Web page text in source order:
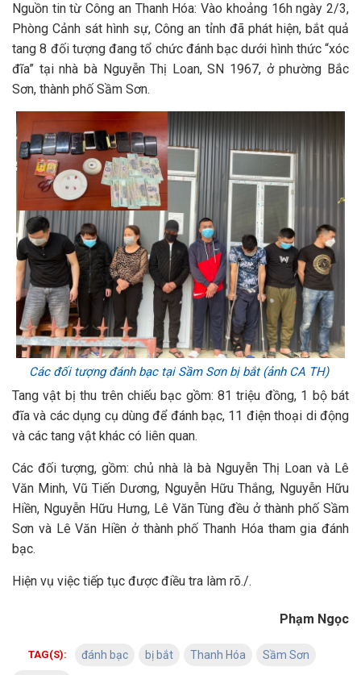
Nguồn tin từ Công an Thanh Hóa: Vào khoảng 16h ngày 2/3,
Phòng Cảnh sát hình sự, Công an tỉnh đã phát hiện, bắt quả
tang 8 đối tượng đang tổ chức đánh bạc dưới hình thức “xóc
đĩa” tại nhà bà Nguyễn Thị Loan, SN 1967, ở phường Bắc
Sơn, thành phố Sầm Sơn.
Các đối tượng đánh bạc tại Sầm Sơn bị bắt (ảnh CA TH)
Tang vật bị thu trên chiếu bạc gồm: 81 triệu đồng, 1 bộ bát
đĩa và các dụng cụ dùng để đánh bạc, 11 điện thoại di động
và các tang vật khác có liên quan.
Các đối tượng, gồm: chủ nhà là bà Nguyễn Thị Loan và Lê
Văn Minh, Vũ Tiến Dương, Nguyễn Hữu Thắng, Nguyễn Hữu
Hiền, Nguyễn Hữu Hưng, Lê Văn Tùng đều ở thành phố Sầm
Sơn và Lê Văn Hiền ở thành phố Thanh Hóa tham gia đánh
bạc.
Hiện vụ việc tiếp tục được điều tra làm rõ./.
Phạm Ngọc
TAG(S): đánh bạc bị bắt Thanh Hóa Sầm Sơn